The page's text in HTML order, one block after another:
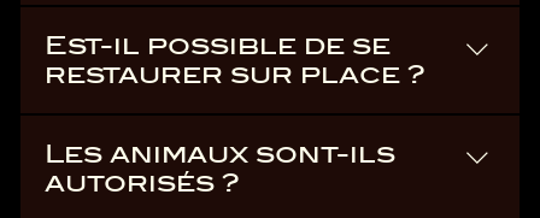
disposition du public dans
l’enceinte du circuit.
Est-il possible de se
restaurer sur place ?
restauration et food trucks
sont à votre disposition.
Les animaux sont-ils
autorisés ?